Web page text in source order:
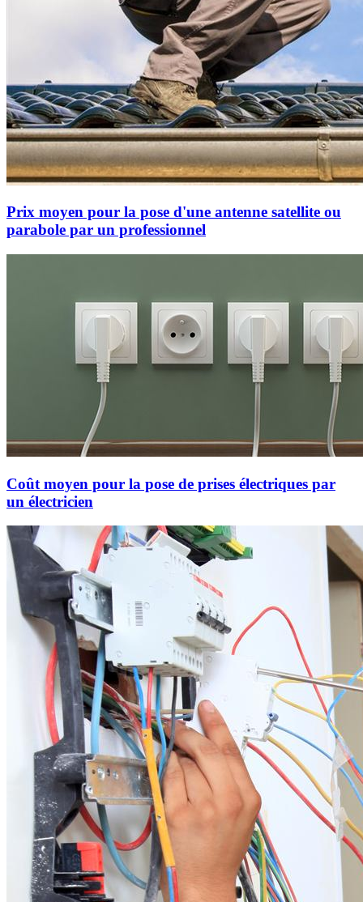
Prix moyen pour la pose d'une antenne satellite ou
parabole par un professionnel
Coût moyen pour la pose de prises électriques par
un électricien